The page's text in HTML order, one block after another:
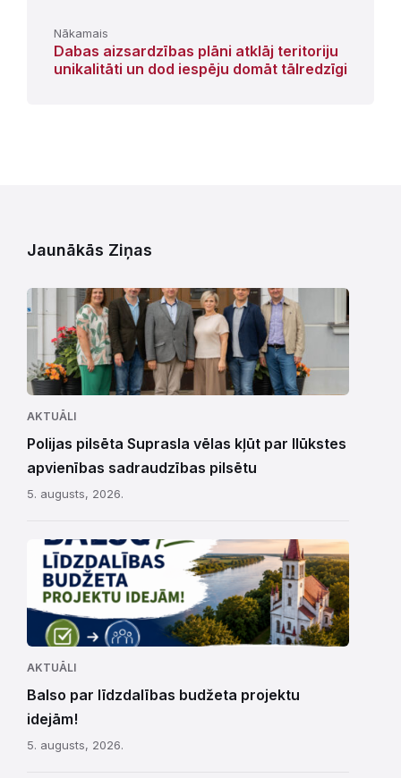
Nākamais
Dabas aizsardzības plāni atklāj teritoriju
unikalitāti un dod iespēju domāt tālredzīgi
Jaunākās Ziņas
AKTUĀLI
Polijas pilsēta Suprasla vēlas kļūt par Ilūkstes
apvienības sadraudzības pilsētu
5. augusts, 2026.
AKTUĀLI
Balso par līdzdalības budžeta projektu
idejām!
5. augusts, 2026.